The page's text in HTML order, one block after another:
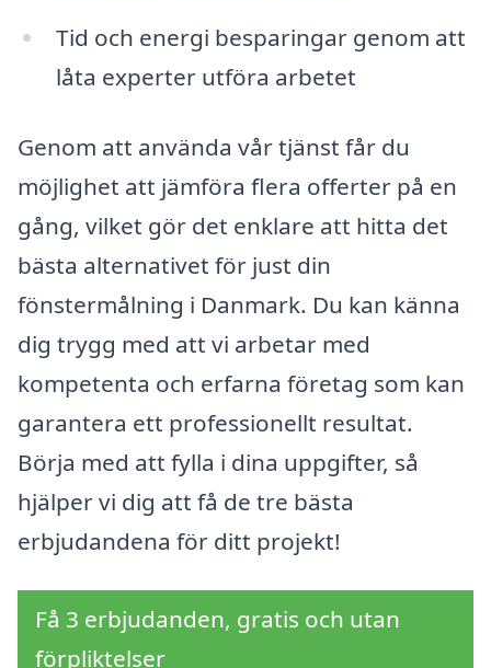
Tid och energi besparingar genom att
låta experter utföra arbetet
Genom att använda vår tjänst får du
möjlighet att jämföra flera offerter på en
gång, vilket gör det enklare att hitta det
bästa alternativet för just din
fönstermålning i Danmark. Du kan känna
dig trygg med att vi arbetar med
kompetenta och erfarna företag som kan
garantera ett professionellt resultat.
Börja med att fylla i dina uppgifter, så
hjälper vi dig att få de tre bästa
erbjudandena för ditt projekt!
Få 3 erbjudanden, gratis och utan
förpliktelser